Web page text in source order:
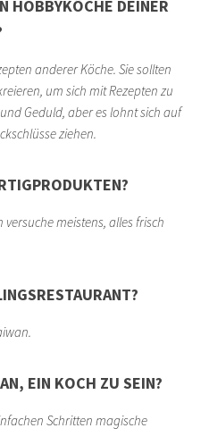
HOBBYKÖCHE DEINER
anderer Köche. Sie sollten
um sich mit Rezepten zu
Geduld, aber es lohnt sich auf
ziehen.
versuche meistens, alles frisch
EIN KOCH ZU SEIN?
Schritten magische